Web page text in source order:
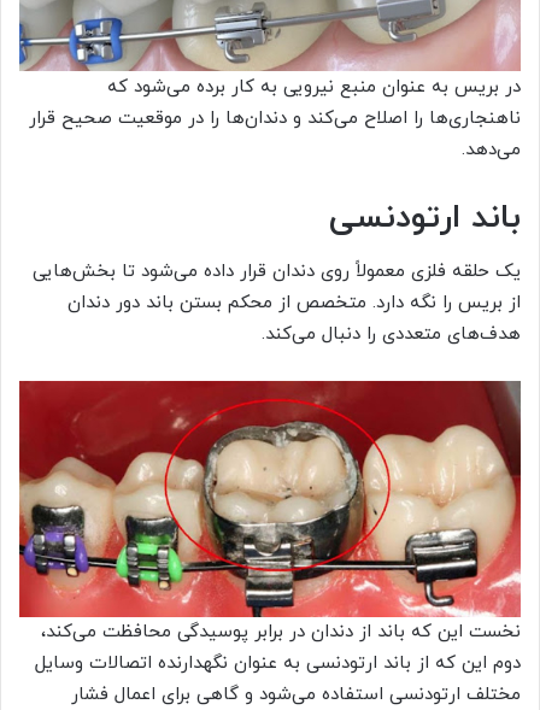
در بریس به عنوان منبع نیرویی به کار برده می‌شود که
ناهنجاری‌ها را اصلاح می‌کند و دندان‌ها را در موقعیت صحیح قرار
می‌دهد.
باند ارتودنسی
یک حلقه فلزی معمولاً روی دندان قرار داده می‌شود تا بخش‌هایی
از بریس را نگه دارد. متخصص از محکم بستن باند دور دندان
هدف‌های متعددی را دنبال می‌کند.
نخست این که باند از دندان در برابر پوسیدگی محافظت می‌کند،
دوم این که از باند ارتودنسی به عنوان نگهدارنده اتصالات وسایل
مختلف ارتودنسی استفاده می‌شود و گاهی برای اعمال فشار